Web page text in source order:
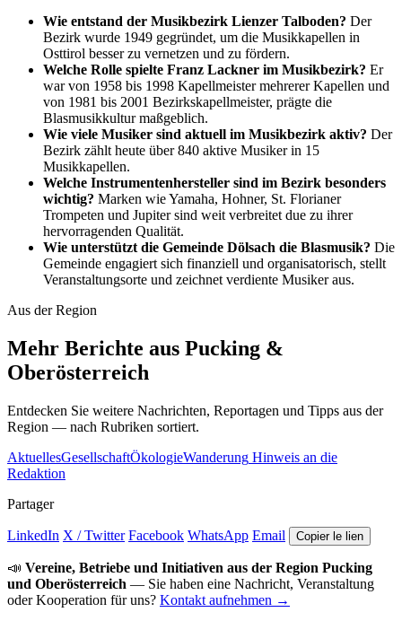
Wie entstand der Musikbezirk Lienzer Talboden? Der
Bezirk wurde 1949 gegründet, um die Musikkapellen in
Osttirol besser zu vernetzen und zu fördern.
Welche Rolle spielte Franz Lackner im Musikbezirk? Er
war von 1958 bis 1998 Kapellmeister mehrerer Kapellen und
von 1981 bis 2001 Bezirkskapellmeister, prägte die
Blasmusikkultur maßgeblich.
Wie viele Musiker sind aktuell im Musikbezirk aktiv? Der
Bezirk zählt heute über 840 aktive Musiker in 15
Musikkapellen.
Welche Instrumentenhersteller sind im Bezirk besonders
wichtig? Marken wie Yamaha, Hohner, St. Florianer
Trompeten und Jupiter sind weit verbreitet due zu ihrer
hervorragenden Qualität.
Wie unterstützt die Gemeinde Dölsach die Blasmusik? Die
Gemeinde engagiert sich finanziell und organisatorisch, stellt
Veranstaltungsorte und zeichnet verdiente Musiker aus.
Aus der Region
Mehr Berichte aus Pucking &
Oberösterreich
Entdecken Sie weitere Nachrichten, Reportagen und Tipps aus der
Region — nach Rubriken sortiert.
AktuellesGesellschaftÖkologieWanderung Hinweis an die
Redaktion
Partager
LinkedIn X / Twitter Facebook WhatsApp Email Copier le lien
📣 Vereine, Betriebe und Initiativen aus der Region Pucking
und Oberösterreich — Sie haben eine Nachricht, Veranstaltung
oder Kooperation für uns? Kontakt aufnehmen →